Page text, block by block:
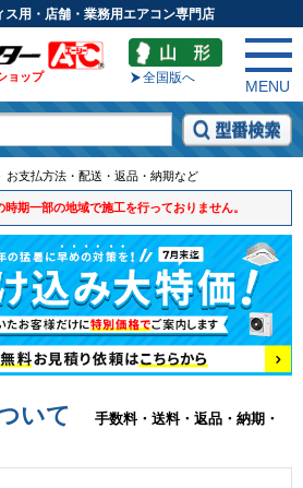
ス用・店舗・業務用エアコン専門店
ョップ 全国版へ
MENU
お支払方法・配送・返品・納期など
期一部の地域で施工を行っておりません。
いて
手数料・送料・返品・納期・